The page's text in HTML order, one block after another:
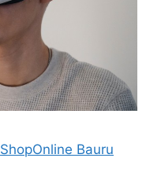
ShopOnline Bauru